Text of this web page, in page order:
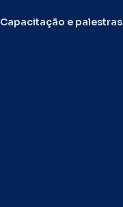
Capacitação e palestras